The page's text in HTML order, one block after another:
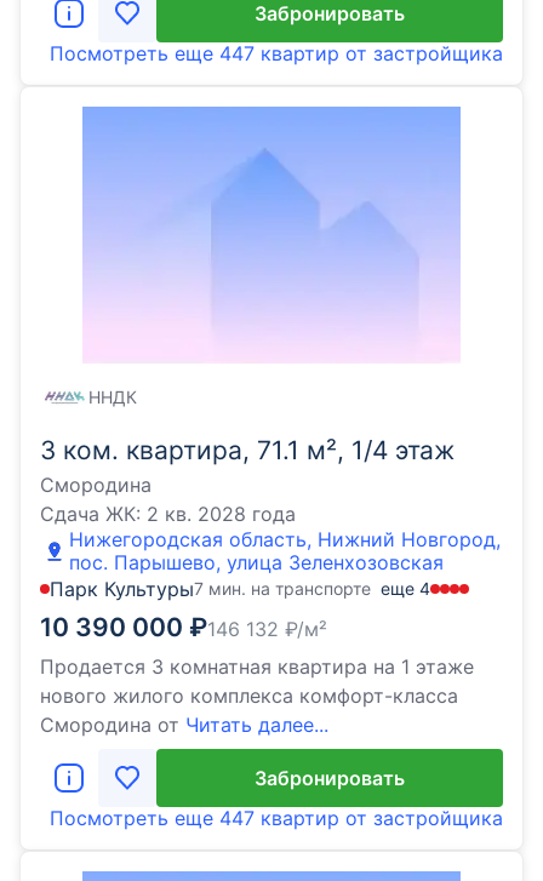
Забронировать
Посмотреть еще 447 квартир от застройщика
3 ком. квартира, 71.1 м², 1/4 этаж
Смородина
Сдача ЖК: 2 кв. 2028 года
Нижегородская область, Нижний Новгород,
пос. Парышево, улица Зеленхозовская
Парк Культуры7 мин. на транспорте еще 4
10 390 000 ₽146 132 ₽/м²
Продается 3 комнатная квартира на 1 этаже
нового жилого комплекса комфорт-класса
Cмородина от Читать далее...
ННДК
Забронировать
Посмотреть еще 447 квартир от застройщика